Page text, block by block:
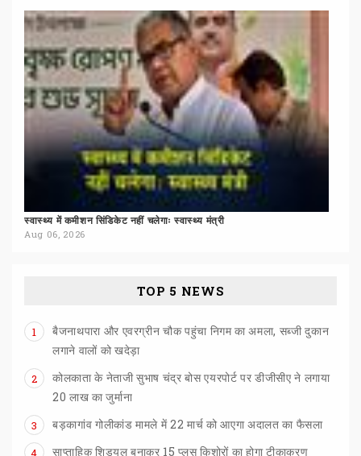
स्वास्थ्य में कमीशन सिंडिकेट नहीं चलेगाः स्वास्थ्य मंत्री
Aug 06, 2026
TOP 5 NEWS
1
बैजनाथपारा और एवरग्रीन चौक पहुंचा निगम का अमला, सब्जी दुकान
लगाने वालों को खदेड़ा
2
कोलकाता के नेताजी सुभाष चंद्र बोस एयरपोर्ट पर डीजीसीए ने लगाया
20 लाख का जुर्माना
3 बड़कागांव गोलीकांड मामले में22 मार्च कोआएगाअदालत का फैसला
4 साप्ताहिकशिड्यूलबनाकर 15 प्लसकिशोरों काहोगाटीकाकरण